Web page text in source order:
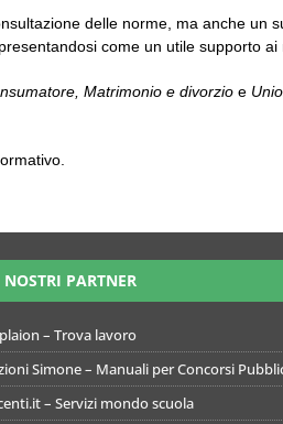
delle norme, ma anche un
come un utile supporto ai
Matrimonio e divorzio e
NOSTRI PARTNER
– Trova lavoro
Simone – Manuali per Concorsi
– Servizi mondo scuola